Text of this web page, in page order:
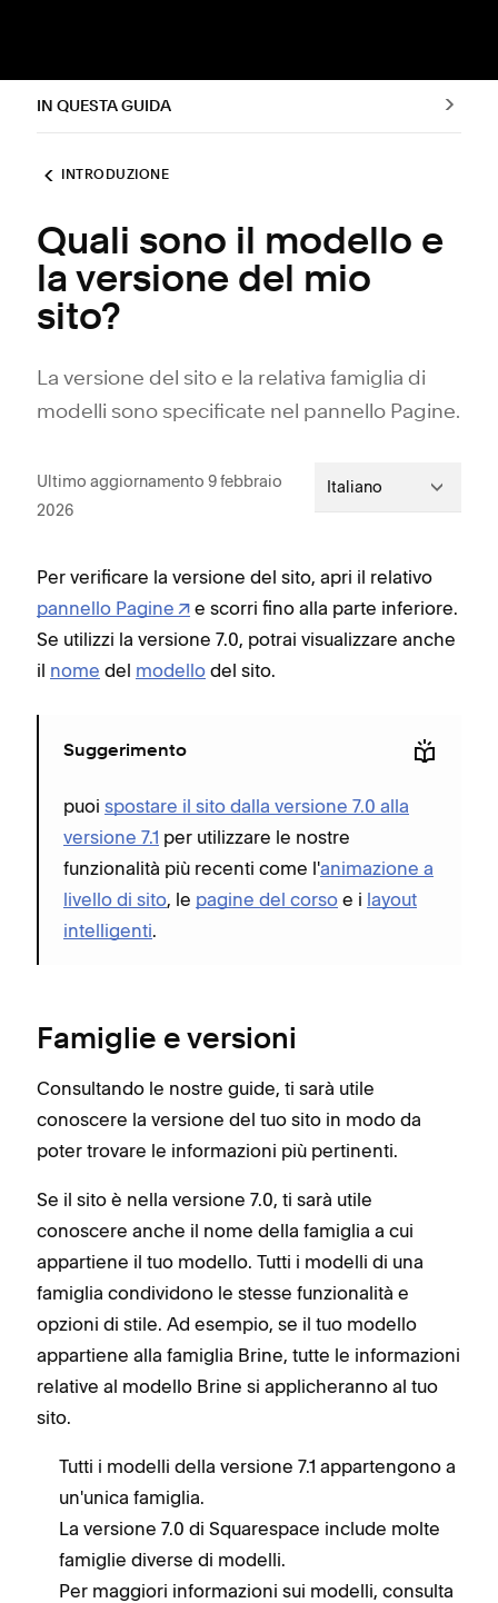
IN QUESTA GUIDA
INTRODUZIONE
Quali sono il modello e
la versione del mio
sito?
La versione del sito e la relativa famiglia di
modelli sono specificate nel pannello Pagine.
Ultimo aggiornamento 9 febbraio
2026
Italiano
Per verificare la versione del sito, apri il relativo
pannello Pagine
e scorri fino alla parte inferiore.
Se utilizzi la versione 7.0, potrai visualizzare anche
il nome del modello del sito.
Suggerimento
puoi spostare il sito dalla versione 7.0 alla
versione 7.1 per utilizzare le nostre
funzionalità più recenti come l'animazione a
livello di sito, le pagine del corso e i layout
intelligenti.
Famiglie e versioni
Consultando le nostre guide, ti sarà utile
conoscere la versione del tuo sito in modo da
poter trovare le informazioni più pertinenti.
Se il sito è nella versione 7.0, ti sarà utile
conoscere anche il nome della famiglia a cui
appartiene il tuo modello. Tutti i modelli di una
famiglia condividono le stesse funzionalità e
opzioni di stile. Ad esempio, se il tuo modello
appartiene alla famiglia Brine, tutte le informazioni
relative al modello Brine si applicheranno al tuo
sito.
Tutti i modelli della versione 7.1 appartengono a
un'unica famiglia.
La versione 7.0 di Squarespace include molte
famiglie diverse di modelli.
Per maggiori informazioni sui modelli, consulta